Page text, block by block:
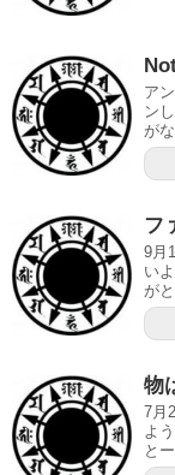
ア
ン
が
フ
9月
い
が
物
7月
よ
と